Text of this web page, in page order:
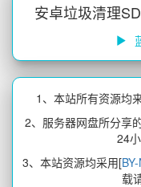
安卓垃圾清理
1、本站所有资源均
2、服务器网盘所分享
24
3、本站资源均采用[
载